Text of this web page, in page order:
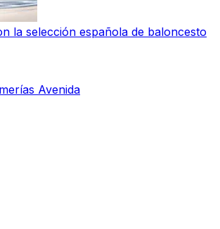
la selección española de baloncesto
Avenida